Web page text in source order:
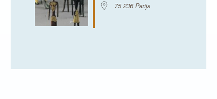
75 236 Parijs